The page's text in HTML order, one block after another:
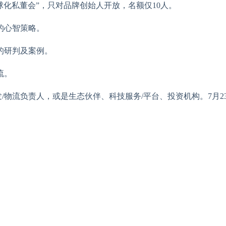
私董会”，只对品牌创始人开放，名额仅10人。
智策略。
判及案例。
流负责人，或是生态伙伴、科技服务/平台、投资机构。7月